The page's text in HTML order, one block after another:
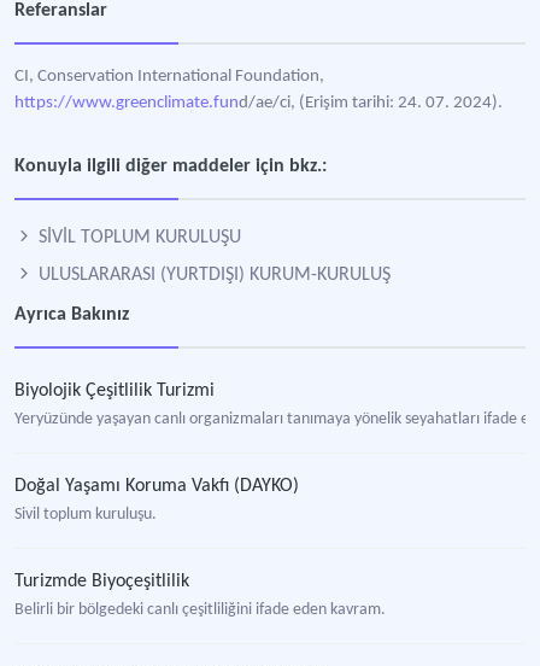
Referanslar
CI, Conservation International Foundation,
https://www.greenclimate.fund/ae/ci, (Erişim tarihi: 24. 07. 2024).
Konuyla ilgili diğer maddeler için bkz.:
SİVİL TOPLUM KURULUŞU
ULUSLARARASI (YURTDIŞI) KURUM-KURULUŞ
Ayrıca Bakınız
Biyolojik Çeşitlilik Turizmi
Yeryüzünde yaşayan canlı organizmaları tanımaya yönelik seyahatları ifade
Doğal Yaşamı Koruma Vakfı (DAYKO)
Sivil toplum kuruluşu.
Turizmde Biyoçeşitlilik
Belirli bir bölgedeki canlı çeşitliliğini ifade eden kavram.